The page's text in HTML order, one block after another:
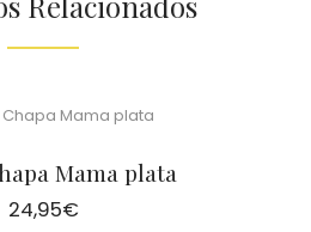
Mama plata
24,95€